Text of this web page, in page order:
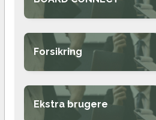
Læs mere
Pr. måned
Oprettelse
Forsikring
Pr. måned
Ekstra brugere